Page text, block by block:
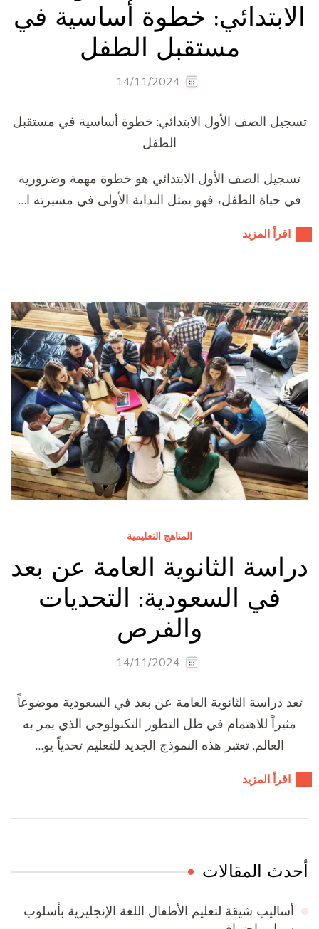
الابتدائي: خطوة أساسية في
مستقبل الطفل
14/11/2024
تسجيل الصف الأول الابتدائي: خطوة أساسية في مستقبل
الطفل
تسجيل الصف الأول الابتدائي هو خطوة مهمة وضرورية
في حياة الطفل، فهو يمثل البداية الأولى في مسيرته ا…
اقرأ المزيد
المناهج التعليمية
دراسة الثانوية العامة عن بعد
في السعودية: التحديات
والفرص
14/11/2024
تعد دراسة الثانوية العامة عن بعد في السعودية موضوعاً
مثيراً للاهتمام في ظل التطور التكنولوجي الذي يمر به
العالم. تعتبر هذه النموذج الجديد للتعليم تحدياً يو…
اقرأ المزيد
أحدث المقالات
أساليب شيقة لتعليم الأطفال اللغة الإنجليزية بأسلوب